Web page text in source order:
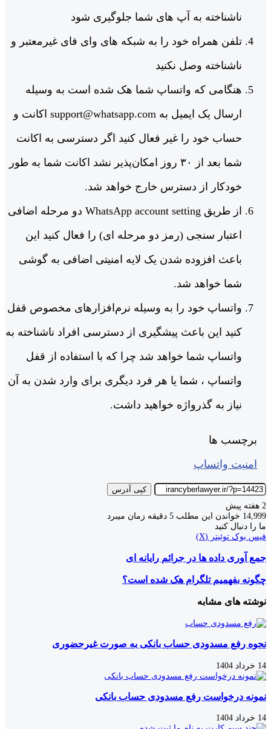
ناشناخته به آپ های شما جلوگیری شود
تلفن همراه خود را به شبکه های وای فای غیرمعتبر و
ناشناخته وصل نکنید
هنگامی که واتساپ شما هک شده است به وسیله
ارسال یک ایمیل به support@whatsapp.com اکانت و
حساب خود را غیر فعال کنید اگر دسترسی به اکانت
شما بعد از ۳۰ روز امکان‌پذیر نشد اکانت شما به طور
خودکار از دسترس خارج خواهد شد.
از طریق WhatsApp account setting دو مرحله اضافی
اعتبار سنجی (رمز دو مرحله ای) را فعال کنید این
باعث افزوده شدن یک لایه امنیتی اضافی به گوشی
شما خواهد شد.
واتساپ خود را به وسیله نرم‌افزارهای مخصوص قفل
کنید این باعث پیشگیری از دسترسی افراد ناشناخته به
واتساپ شما خواهد شد چرا که با استفاده از قفل
واتساپ ، شما یا هر فرد دیگری برای وارد شدن به آن
نیاز به گذرواژه خواهید داشت.
برچسب ها
امنیت واتساپ
کپی آدرس
2 هفته پیش
14,999 خواندن این مطلب 5 دقیقه زمان میبرد
ما را دنبال کنید
فیس بوک توئیتر (X) لینکدین
اشتراک
از
ایمیل
چاپ
جمع
آوری
داده
ها
در
جرائم
رایانه
ای
جمع آوری داده ها در جرائم رایانه ای
چگونه
تلگرام
هک
شده
است؟
چگونه بفهمیم تلگرام هک شده است؟
نوشته های مشابه
نحوه رفع مسدودی حساب بانکی به صورت غیرحضوری
14 خرداد 1404
نمونه درخواست رفع مسدودی حساب بانکی
14 خرداد 1404